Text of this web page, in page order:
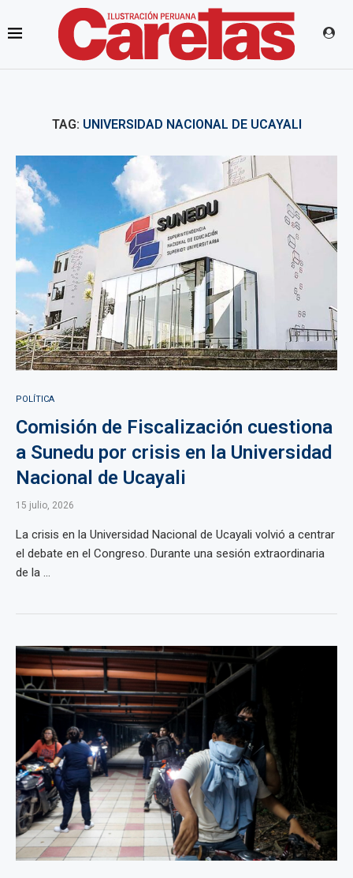
TAG: UNIVERSIDAD NACIONAL DE UCAYALI
POLÍTICA
Comisión de Fiscalización cuestiona
a Sunedu por crisis en la Universidad
Nacional de Ucayali
15 julio, 2026
La crisis en la Universidad Nacional de Ucayali volvió a centrar
el debate en el Congreso. Durante una sesión extraordinaria
de la ...